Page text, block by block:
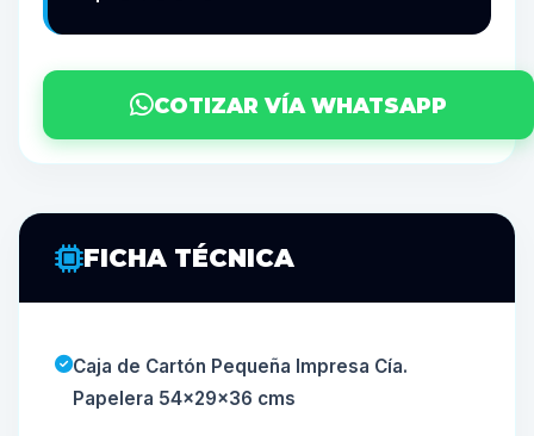
COTIZAR VÍA WHATSAPP
FICHA TÉCNICA
Caja de Cartón Pequeña Impresa Cía.
Papelera 54x29x36 cms